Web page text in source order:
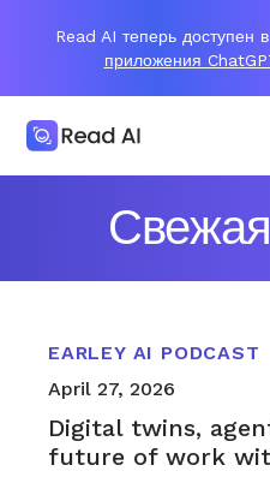
Read AI теперь доступен
приложения
EARLEY AI PODCAST
April 27, 2026
Digital twins,
future of work